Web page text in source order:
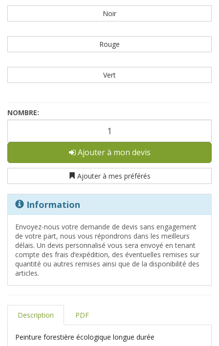
Noir
Rouge
Vert
NOMBRE:
Ajouter à mon devis
Ajouter à mes préférés
Information
Envoyez-nous votre demande de devis sans engagement
de votre part, nous vous répondrons dans les meilleurs
délais. Un devis personnalisé vous sera envoyé en tenant
compte des frais d’expédition, des éventuelles remises sur
quantité ou autres remises ainsi que de la disponibilité des
articles.
Description PDF
Peinture forestière écologique longue durée